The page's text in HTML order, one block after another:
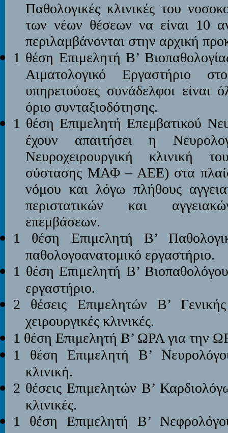
Παθολογικές κλινικές του
των νέων θέσεων να είναι 10
περιλαμβάνονται στην αρχική
1 θέση Επιμελητή Β’
Αιματολογικό Εργαστήριο
υπηρετούσες συνάδελφοι είναι
όριο συνταξιοδότησης.
1 θέση Επιμελητή Επεμβατικού
έχουν απαιτήσει η
Νευροχειρουργική κλινική
σύστασης ΜΑΦ – ΑΕΕ) στα
νόμου και λόγω πλήθους
περιστατικών και
επεμβάσεων.
1 θέση Επιμελητή Β’
παθολογοανατομικό εργαστήριο.
1 θέση Επιμελητή Β’
εργαστήριο.
2 θέσεις Επιμελητών Β’
χειρουργικές κλινικές.
1 θέση Επιμελητή Β’ ΩΡΛ για την
1 θέση Επιμελητή Β’
κλινική.
2 θέσεις Επιμελητών Β’
κλινικές.
1 θέση Επιμελητή Β’